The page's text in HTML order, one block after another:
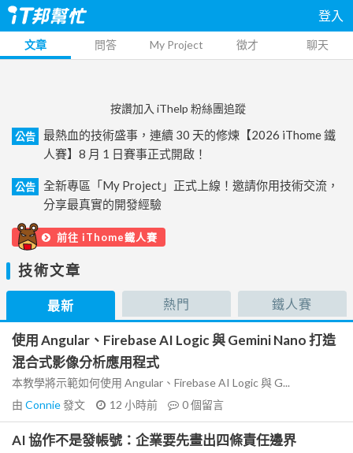
登入
文章 問答 My Project 徵才 聊天
按讚加入 iThelp 粉絲團追蹤
公告
最熱血的技術盛事，連續 30 天的修煉【2026 iThome 鐵
人賽】8 月 1 日賽事正式開啟！
公告
全新專區「My Project」正式上線！邀請你用技術交流，
分享最真實的開發經驗
前往 iThome鐵人賽
技術文章
最新 熱門 鐵人賽
使用 Angular、Firebase AI Logic 與 Gemini Nano 打造
混合式影像分析應用程式
本教學將示範如何使用 Angular、Firebase AI Logic 與 G...
由 Connie發文 12 小時前 0個留言
AI 協作不是發帳號：企業要先畫出四條責任邊界